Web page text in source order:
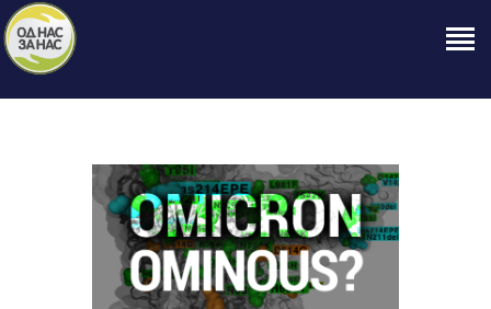
ЗА НАС
НАШЕ ПРАВО
ОБЈАВИ
ПРОЕКТИ